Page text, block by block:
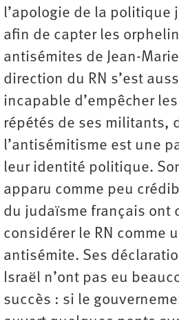
l’apologie de la politique
afin de capter les
antisémites de Jean-Marie
direction du RN s’est
incapable d’empêcher
répétés de ses militants,
l’antisémitisme est une
leur identité politique.
apparu comme peu
du judaïsme français ont
considérer le RN comme
antisémite. Ses
Israël n’ont pas eu
succès : si le